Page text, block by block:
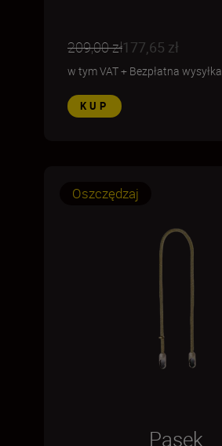
209,00 zł177,65 zł
w tym VAT+ Bezpłatna wysyłka
KUP
Oszczędzaj
Pasek